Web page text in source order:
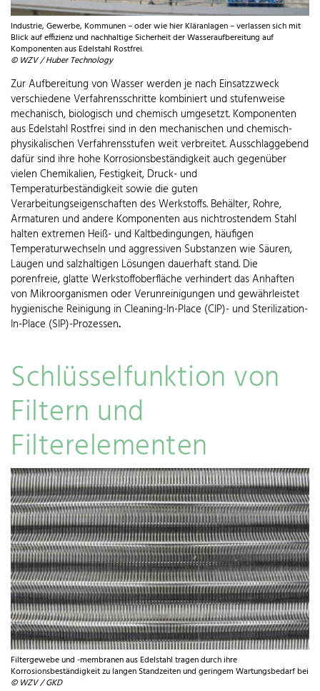
Industrie, Gewerbe, Kommunen – oder wie hier Kläranlagen – verlassen sich mit
Blick auf effizienz und nachhaltige Sicherheit der Wasseraufbereitung auf
Komponenten aus Edelstahl Rostfrei.
© WZV / Huber Technology
Zur Aufbereitung von Wasser werden je nach Einsatzzweck
verschiedene Verfahrensschritte kombiniert und stufenweise
mechanisch, biologisch und chemisch umgesetzt. Komponenten
aus Edelstahl Rostfrei sind in den mechanischen und chemisch-
physikalischen Verfahrensstufen weit verbreitet. Ausschlaggebend
dafür sind ihre hohe Korrosionsbeständigkeit auch gegenüber
vielen Chemikalien, Festigkeit, Druck- und
Temperaturbeständigkeit sowie die guten
Verarbeitungseigenschaften des Werkstoffs. Behälter, Rohre,
Armaturen und andere Komponenten aus nichtrostendem Stahl
halten extremen Heiß- und Kaltbedingungen, häufigen
Temperaturwechseln und aggressiven Substanzen wie Säuren,
Laugen und salzhaltigen Lösungen dauerhaft stand. Die
porenfreie, glatte Werkstoffoberfläche verhindert das Anhaften
von Mikroorganismen oder Verunreinigungen und gewährleistet
hygienische Reinigung in Cleaning-In-Place (CIP)- und Sterilization-
In-Place (SIP)-Prozessen.
Schlüsselfunktion von
Filtern und
Filterelementen
Filtergewebe und -membranen aus Edelstahl tragen durch ihre
Korrosionsbeständigkeit zu langen Standzeiten und geringem Wartungsbedarf bei
© WZV / GKD